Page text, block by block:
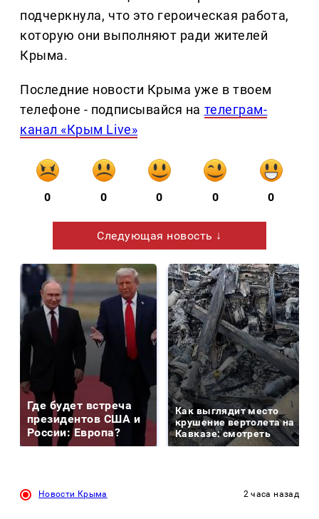
подчеркнула, что это героическая работа,
которую они выполняют ради жителей
Крыма.
Последние новости Крыма уже в твоем
телефоне - подписывайся на телеграм-
канал «Крым Live»
0 0 0 0 0
Следующая новость ↓
Где будет встреча
президентов США и
России: Европа?
Как выглядит место
крушение вертолета на
Кавказе: смотреть
Новости Крыма 2 часа назад